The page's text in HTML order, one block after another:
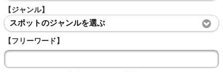
【ジャンル】
スポットのジャンルを選ぶ
【フリーワード】